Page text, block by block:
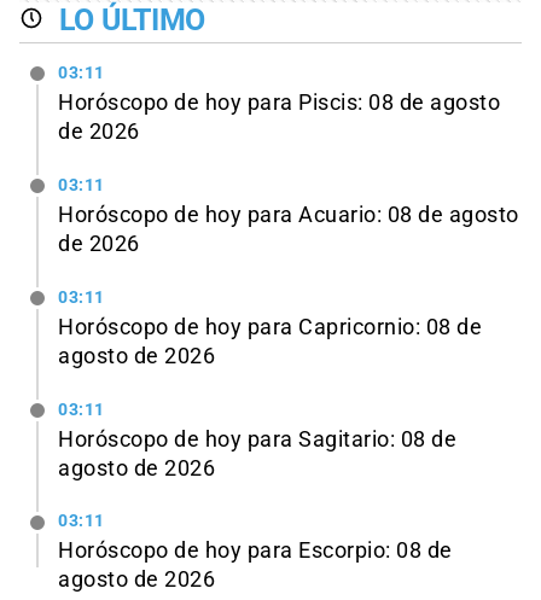
LO ÚLTIMO
03:11
Horóscopo de hoy para Piscis: 08 de agosto
de 2026
03:11
Horóscopo de hoy para Acuario: 08 de agosto
de 2026
03:11
Horóscopo de hoy para Capricornio: 08 de
agosto de 2026
03:11
Horóscopo de hoy para Sagitario: 08 de
agosto de 2026
03:11
Horóscopo de hoy para Escorpio: 08 de
agosto de 2026